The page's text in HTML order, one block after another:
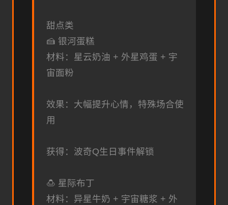
甜点类
🍰 银河蛋糕
材料：星云奶油 + 外星鸡蛋 + 宇
宙面粉
效果：大幅提升心情，特殊场合使
用
获得：波奇Q生日事件解锁
🍮 星际布丁
材料：异星牛奶 + 宇宙糖浆 + 外